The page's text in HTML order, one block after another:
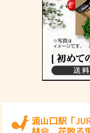
浦山口駅「